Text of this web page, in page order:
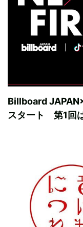
Billboard
スタート 第1回